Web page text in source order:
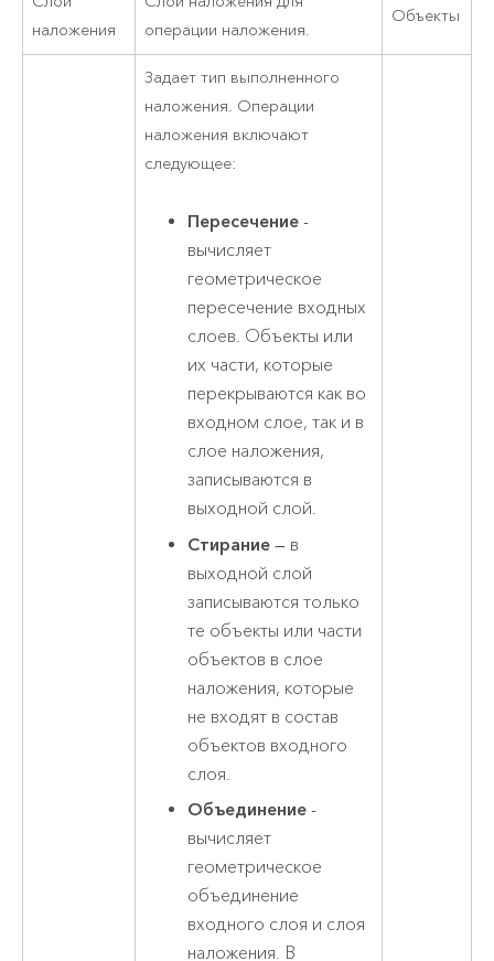
наложения
операции наложения.
Объекты
Задает тип выполненного
наложения. Операции
наложения включают
следующее:
Пересечение -
вычисляет
геометрическое
пересечение входных
слоев. Объекты или
их части, которые
перекрываются как во
входном слое, так и в
слое наложения,
записываются в
выходной слой.
Стирание — в
выходной слой
записываются только
те объекты или части
объектов в слое
наложения, которые
не входят в состав
объектов входного
слоя.
Объединение -
вычисляет
геометрическое
объединение
входного слоя и слоя
наложения. В